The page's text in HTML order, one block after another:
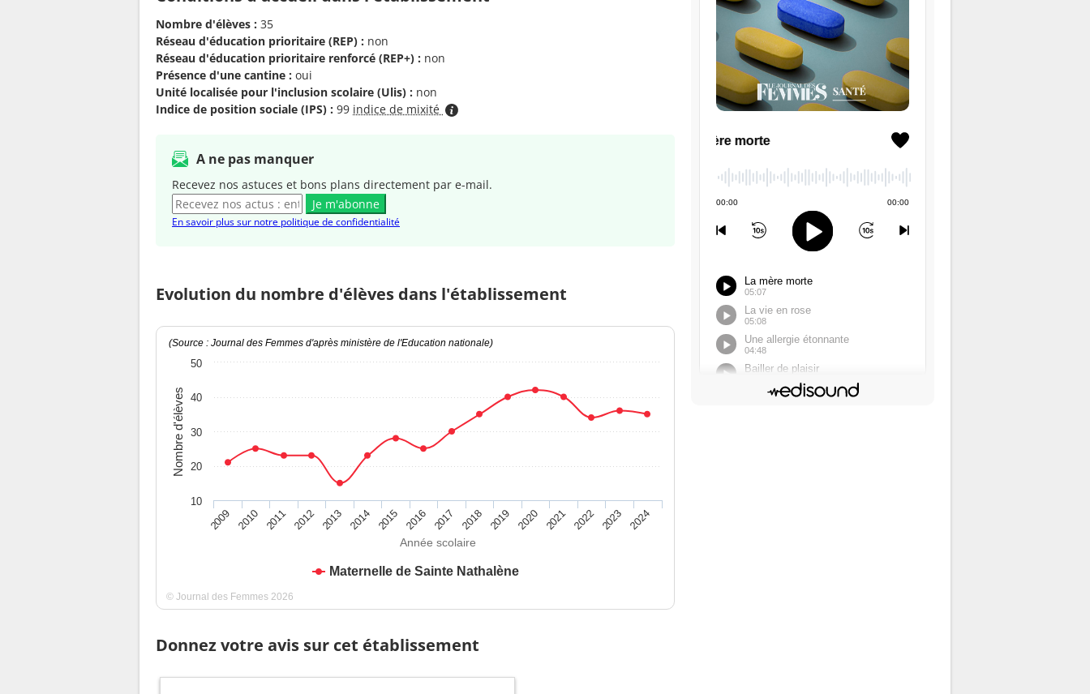
Nombre d'élèves : 35
Réseau d'éducation prioritaire (REP) : non
Réseau d'éducation prioritaire renforcé (REP+) : non
Présence d'une cantine : oui
Unité localisée pour l'inclusion scolaire (Ulis) : non
Indice de position sociale (IPS) : 99 indice de mixité
A ne pas manquer
Recevez nos astuces et bons plans directement par e-mail.
Je m'abonne
En savoir plus sur notre politique de confidentialité
Evolution du nombre d'élèves dans l'établissement
Année scolaire
Nombre d'élèves
(Source : Journal des Femmes d'après ministère de l'Education nationale)
Maternelle de Sainte Nathalène
2009 2010 2011 2012 2013 2014 2015 2016 2017 2018 2019 2020 2021 2022 2023 2024
10
20
30
40
50
© Journal des Femmes 2026
Donnez votre avis sur cet établissement